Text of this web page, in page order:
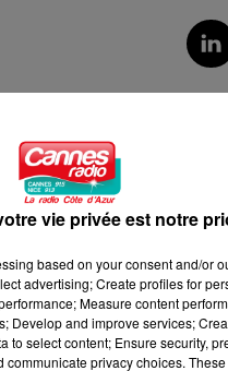
vie privée est notre
based on your consent and/or
advertising; Create profiles for
Measure content
Develop and improve services;
select content; Ensure security,
privacy choices.